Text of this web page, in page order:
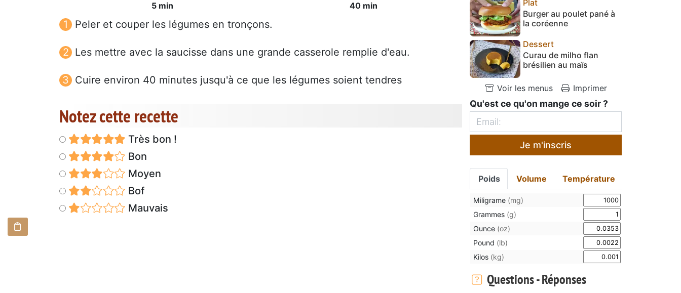
5 min
40 min
Peler et couper les légumes en tronçons.
Les mettre avec la saucisse dans une grande casserole remplie d'eau.
Cuire environ 40 minutes jusqu'à ce que les légumes soient tendres
Notez cette recette
Très bon !
Bon
Moyen
Bof
Mauvais
Plat
Burger au poulet pané à
la coréenne
Dessert
Curau de milho flan
brésilien au maïs
Voir les menus Imprimer
Qu'est ce qu'on mange ce soir ?
Je m'inscris
Poids Volume Température
Miligrame (mg)
Grammes (g)
Ounce (oz)
Pound (lb)
Kilos (kg)
Questions - Réponses